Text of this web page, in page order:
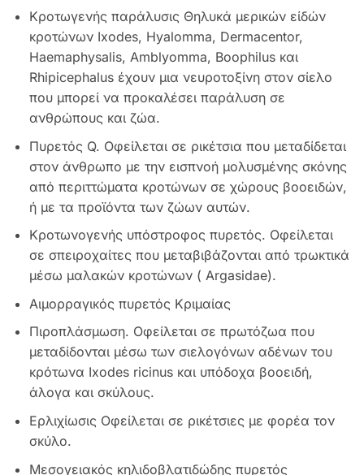
Κροτωγενής παράλυσις Θηλυκά μερικών είδών
κροτώνων Ixodes, Hyalomma, Dermacentor,
Haemaphysalis, Amblyomma, Boophilus και
Rhipicephalus έχουν μια νευροτοξίνη στον σίελο
που μπορεί να προκαλέσει παράλυση σε
ανθρώπους και ζώα.
Πυρετός Q. Οφείλεται σε ρικέτσια που μεταδίδεται
στον άνθρωπο με την εισπνοή μολυσμένης σκόνης
από περιττώματα κροτώνων σε χώρους βοοειδών,
ή με τα προϊόντα των ζώων αυτών.
Κροτωνογενής υπόστροφος πυρετός. Οφείλεται
σε σπειροχαίτες που μεταβιβάζονται από τρωκτικά
μέσω μαλακών κροτώνων ( Argasidae).
Αιμορραγικός πυρετός Κριμαίας
Πιροπλάσμωση. Οφείλεται σε πρωτόζωα που
μεταδίδονται μέσω των σιελογόνων αδένων του
κρότωνα Ixodes ricinus και υπόδοχα βοοειδή,
άλογα και σκύλους.
Ερλιχίωσις Οφείλεται σε ρικέτσιες με φορέα τον
σκύλο.
Μεσογειακός κηλιδοβλατιδώδης πυρετός